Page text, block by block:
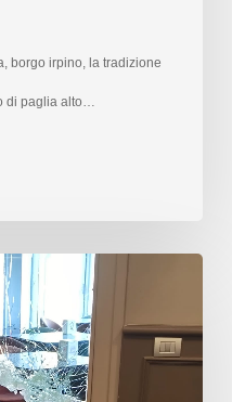
borgo irpino, la tradizione
di paglia alto…